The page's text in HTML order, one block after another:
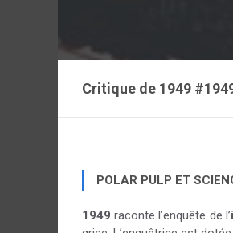
Critique de 1949
POLAR PULP ET
1949 raconte l’enquête de l’